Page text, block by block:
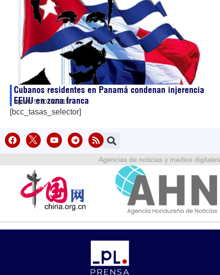
Cubanos residentes en Panamá condenan injerencia
EEUU en zona franca
agosto 5, 202622:15
[bcc_tasas_selector]
Agencias de noticias y medios digitales